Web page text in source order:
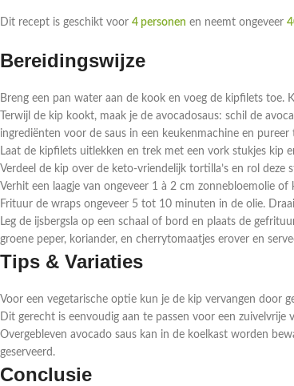
Dit recept is geschikt voor 4 personen en neemt ongeveer
Bereidingswijze
Breng een pan water aan de kook en voeg de kipfilets toe.
Terwijl de kip kookt, maak je de avocadosaus: schil de
ingrediënten voor de saus in een keukenmachine en
Laat de kipfilets uitlekken en trek met een vork stukjes kip
Verdeel de kip over de keto-vriendelijk tortilla’s en rol deze
Verhit een laagje van ongeveer 1 à 2 cm zonnebloemolie
Frituur de wraps ongeveer 5 tot 10 minuten in de olie.
Leg de ijsbergsla op een schaal of bord en plaats de
groene peper, koriander, en cherrytomaatjes erover en
Tips & Variaties
Voor een vegetarische optie kun je de kip vervangen door
Dit gerecht is eenvoudig aan te passen voor een
Overgebleven avocado saus kan in de koelkast worden
geserveerd.
Conclusie